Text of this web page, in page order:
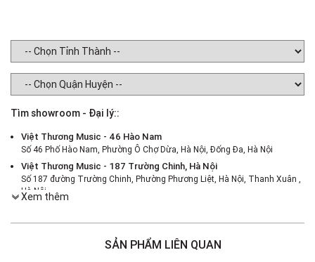
Tìm showroom - Đại lý::
Việt Thương Music - 46 Hào Nam
Số 46 Phố Hào Nam, Phường Ô Chợ Dừa, Hà Nội, Đống Đa, Hà Nội
Việt Thương Music - 187 Trường Chinh, Hà Nội
Số 187 đường Trường Chinh, Phường Phương Liệt, Hà Nội, Thanh Xuân ,
Hà Nội
386 Cách Mạng Tháng Tám, Phường Nhiêu Lộc, TPHCM, Quận 3, Hồ Chí
Việt Thương Music - 369 Điện Biên Phủ
Xem thêm
SẢN PHẨM LIÊN QUAN